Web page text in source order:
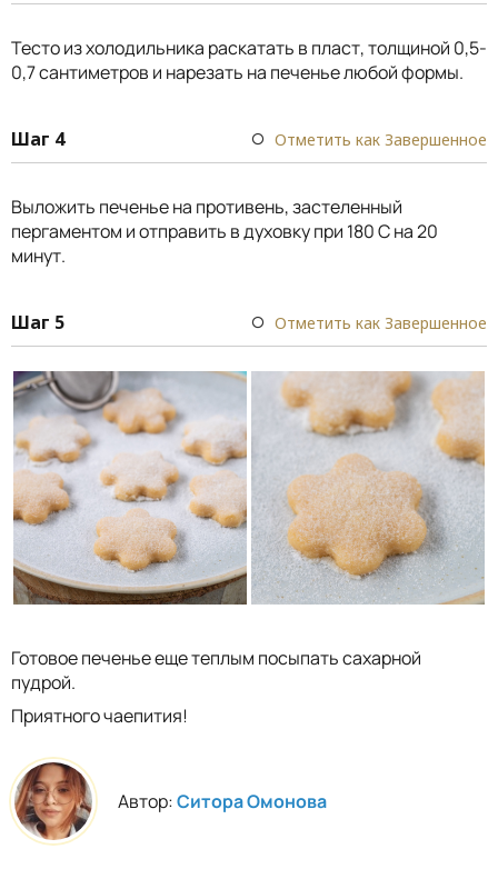
Тесто из холодильника раскатать в пласт, толщиной 0,5-
0,7 сантиметров и нарезать на печенье любой формы.
Шаг 4 Отметить как Завершенное
Выложить печенье на противень, застеленный
пергаментом и отправить в духовку при 180 С на 20
минут.
Шаг 5 Отметить как Завершенное
Готовое печенье еще теплым посыпать сахарной
пудрой.
Приятного чаепития!
Автор:Ситора Омонова